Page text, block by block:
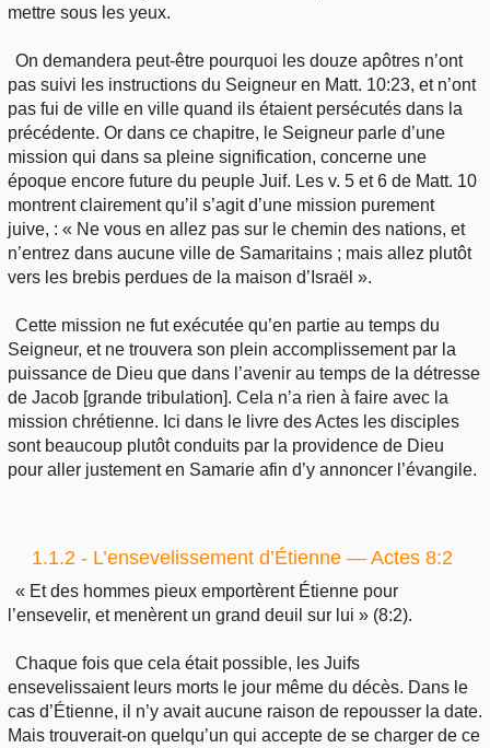
mettre sous les yeux.
On demandera peut-être pourquoi les douze apôtres n’ont
pas suivi les instructions du Seigneur en Matt. 10:23, et n’ont
pas fui de ville en ville quand ils étaient persécutés dans la
précédente. Or dans ce chapitre, le Seigneur parle d’une
mission qui dans sa pleine signification, concerne une
époque encore future du peuple Juif. Les v. 5 et 6 de Matt. 10
montrent clairement qu’il s’agit d’une mission purement
juive, : « Ne vous en allez pas sur le chemin des nations, et
n’entrez dans aucune ville de Samaritains ; mais allez plutôt
vers les brebis perdues de la maison d’Israël ».
Cette mission ne fut exécutée qu’en partie au temps du
Seigneur, et ne trouvera son plein accomplissement par la
puissance de Dieu que dans l’avenir au temps de la détresse
de Jacob [grande tribulation]. Cela n’a rien à faire avec la
mission chrétienne. Ici dans le livre des Actes les disciples
sont beaucoup plutôt conduits par la providence de Dieu
pour aller justement en Samarie afin d’y annoncer l’évangile.
1.1.2 - L’ensevelissement d’Étienne — Actes 8:2
« Et des hommes pieux emportèrent Étienne pour
l’ensevelir, et menèrent un grand deuil sur lui » (8:2).
Chaque fois que cela était possible, les Juifs
ensevelissaient leurs morts le jour même du décès. Dans le
cas d’Étienne, il n’y avait aucune raison de repousser la date.
Mais trouverait-on quelqu’un qui accepte de se charger de ce